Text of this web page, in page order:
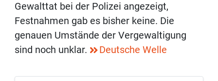
Gewalttat bei der Polizei angezeigt,
Festnahmen gab es bisher keine. Die
genauen Umstände der Vergewaltigung
sind noch unklar.
Deutsche Welle